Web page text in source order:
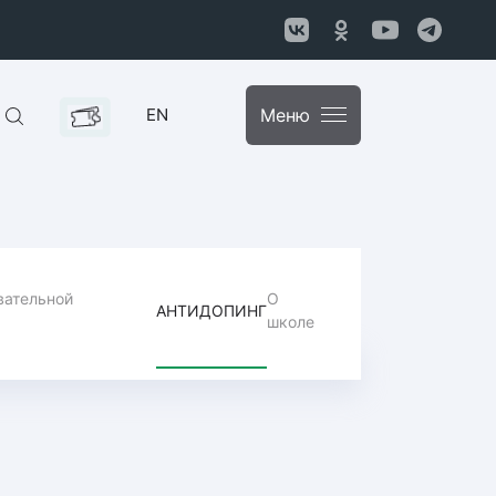
EN Меню
АНТИДОПИНГ
О
школе